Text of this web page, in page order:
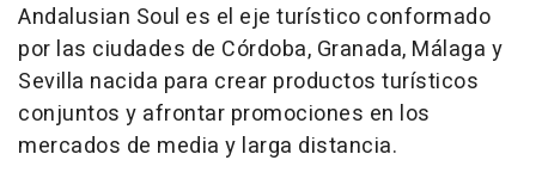
Andalusian Soul es el eje turístico conformado
por las ciudades de Córdoba, Granada, Málaga y
Sevilla nacida para crear productos turísticos
conjuntos y afrontar promociones en los
mercados de media y larga distancia.